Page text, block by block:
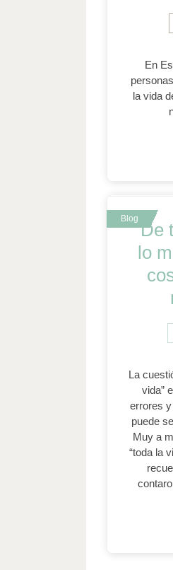
En
la vida
“De
lo
La
vida”
errores
puede
Muy a
“toda la